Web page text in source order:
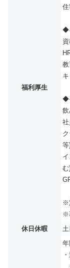
福利厚生
◆
教
◆
等
む
※
※
休日休暇